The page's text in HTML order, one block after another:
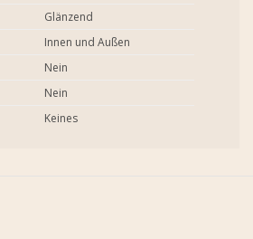
Glänzend
Innen und Außen
Nein
Nein
Keines